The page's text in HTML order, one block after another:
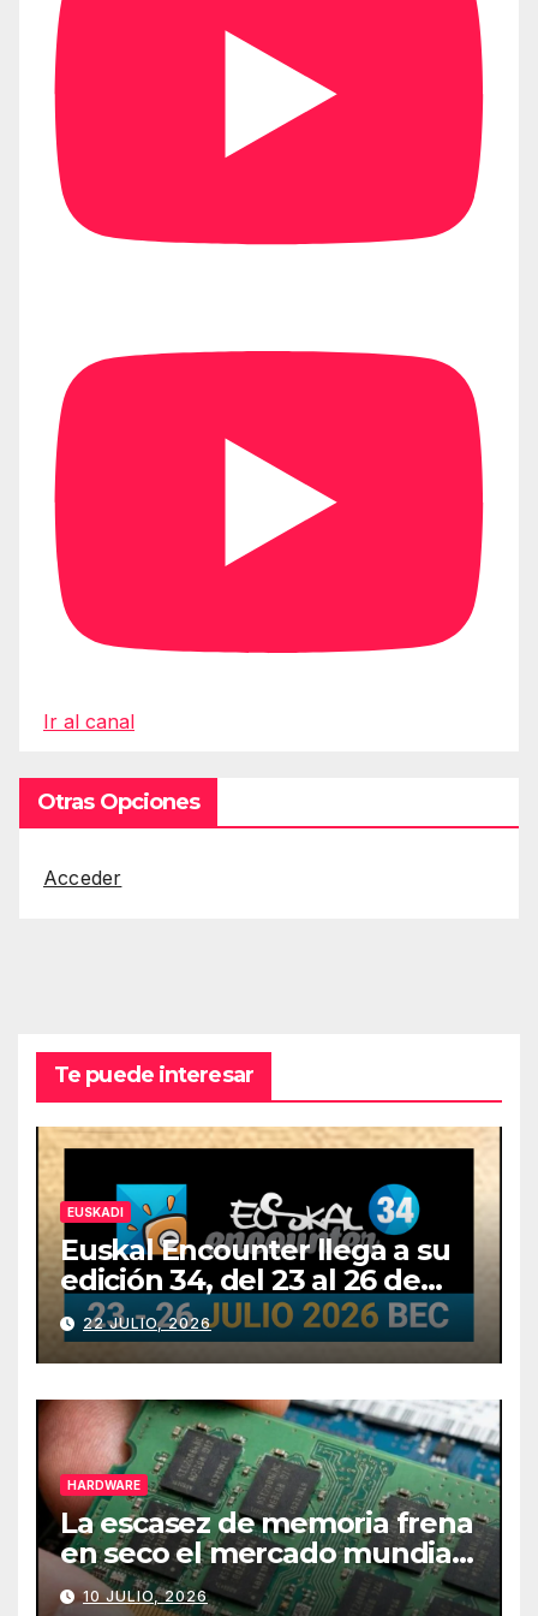
Ir al canal
Otras Opciones
Acceder
Te puede interesar
EUSKADI
Euskal Encounter llega a su
edición 34, del 23 al 26 de
julio
22 JULIO, 2026
HARDWARE
La escasez de memoria frena
en seco el mercado mundial
de PCs
10 JULIO, 2026